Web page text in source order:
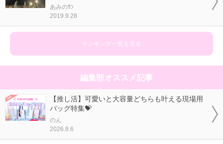
あみのｻﾝ
2019.9.28
ランキング一覧を見る
編集部オススメ記事
【推し活】可愛いと大容量どちらも叶える現場用
バッグ特集💝
のん
2026.8.6